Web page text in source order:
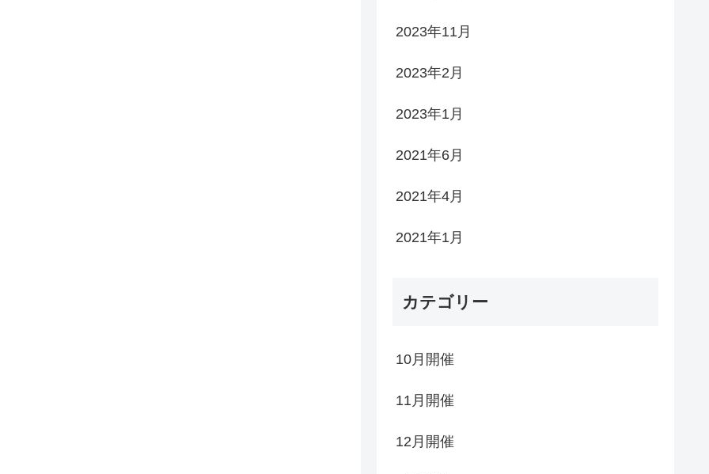
2023年11月
2023年2月
2023年1月
2021年6月
2021年4月
2021年1月
カテゴリー
10月開催
11月開催
12月開催